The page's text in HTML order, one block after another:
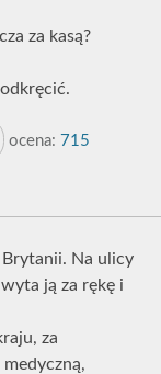
za kasą?
ocena: 715
Brytanii. Na ulicy
ją za rękę i
za